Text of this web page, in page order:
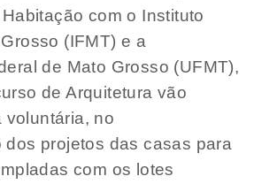
com o Instituto
(IFMT) e a
de Mato Grosso (UFMT),
de Arquitetura vão
voluntária, no
projetos das casas para
com os lotes